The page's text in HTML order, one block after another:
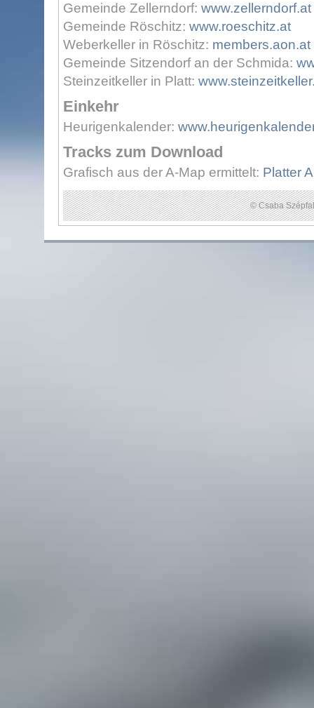
Gemeinde Zellerndorf: www.zellerndorf.at
Gemeinde Röschitz: www.roeschitz.at
Weberkeller in Röschitz: members.aon.at
Gemeinde Sitzendorf an der Schmida:
Steinzeitkeller in Platt:
Einkehr
Heurigenkalender:
Tracks zum Download
Grafisch aus der A-Map ermittelt: Platter
© Csaba